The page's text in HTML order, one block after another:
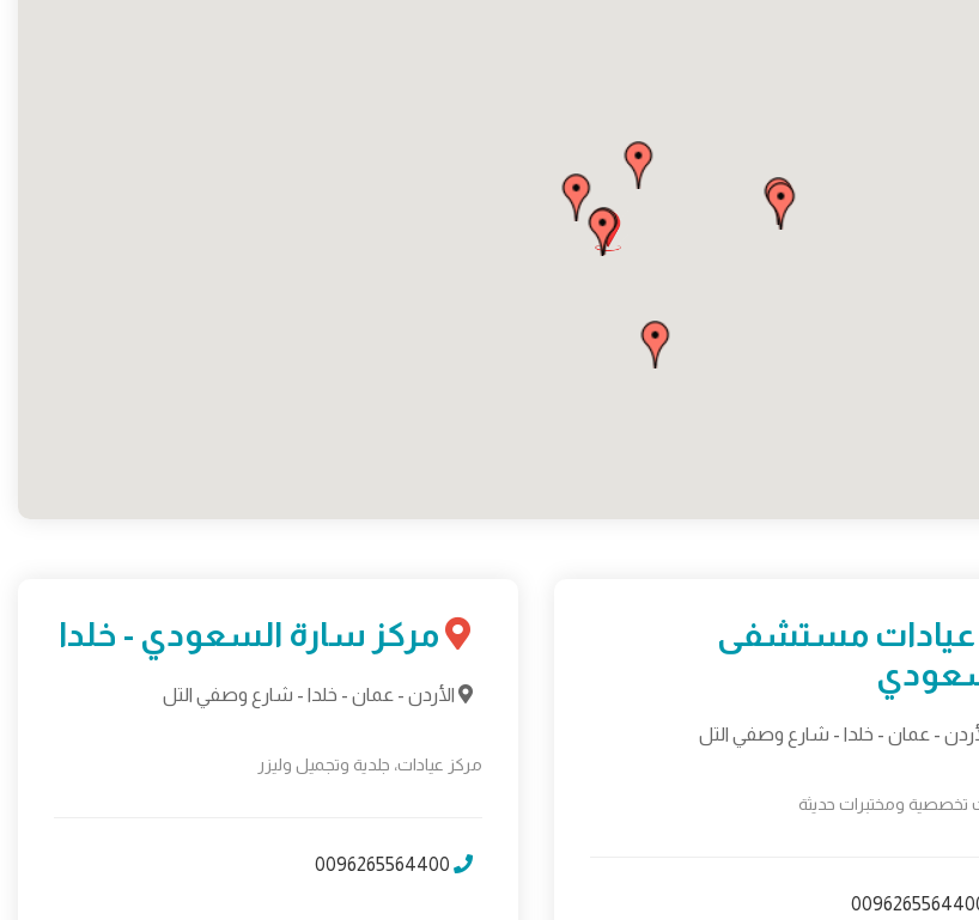
عيادات مستشفى
- عمان - خلدا - شارع وصفي التل
تخصصية ومختبرات حديثة
مركز سارة السعودي - خلدا
الأردن - عمان - خلدا - شارع وصفي التل
مركز عيادات، جلدية وتجميل وليزر
0096265564400